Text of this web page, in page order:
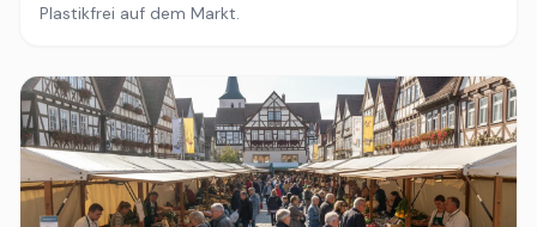
Plastikfrei auf dem Markt.